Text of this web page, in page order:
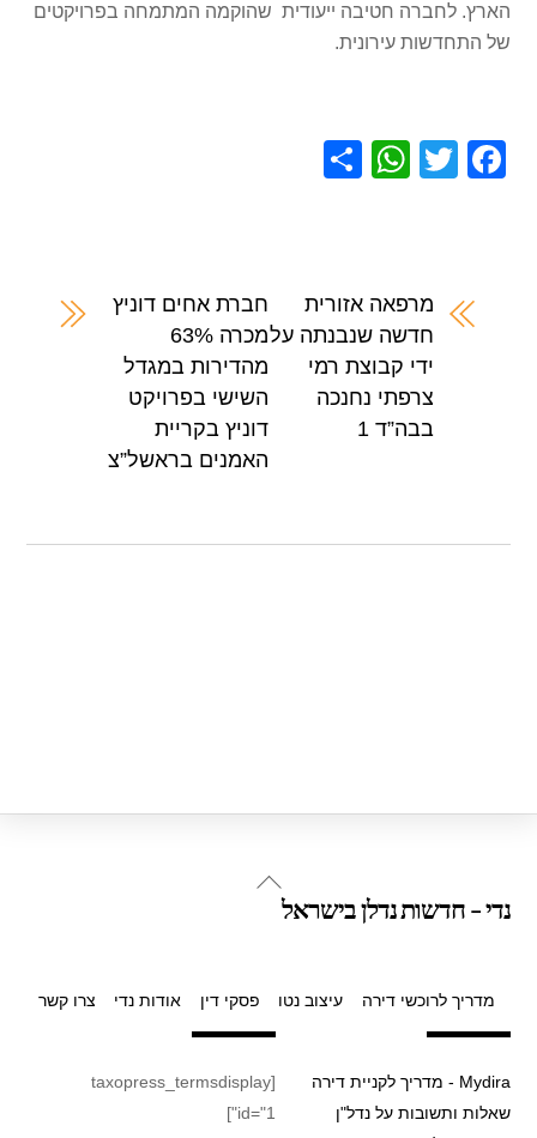
הארץ. לחברה חטיבה ייעודית שהוקמה המתמחה בפרויקטים
של התחדשות עירונית.
F
b
T
W
A
p
p
מרפאה אזורית
חדשה שנבנתה על
ידי קבוצת רמי
צרפתי נחנכה
בבה”ד 1
חברת אחים דוניץ
מכרה 63%
מהדירות במגדל
השישי בפרויקט
דוניץ בקריית
האמנים בראשל”צ
Back
נדי - חדשות נדלן בישראל
מדריך לרוכשי דירה עיצוב נטו פסקי דין אודות נדי צרו קשר
Mydira - מדריך לקניית דירה
שאלות ותשובות על נדל"ן
[taxopress_termsdisplay
id="1"]